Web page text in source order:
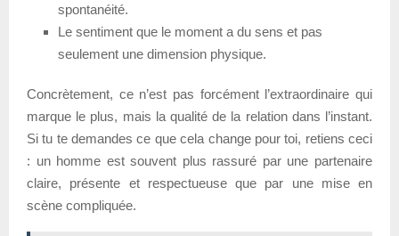
spontanéité.
Le sentiment que le moment a du sens et pas
seulement une dimension physique.
Concrètement, ce n’est pas forcément l’extraordinaire qui
marque le plus, mais la qualité de la relation dans l’instant.
Si tu te demandes ce que cela change pour toi, retiens ceci
: un homme est souvent plus rassuré par une partenaire
claire, présente et respectueuse que par une mise en
scène compliquée.